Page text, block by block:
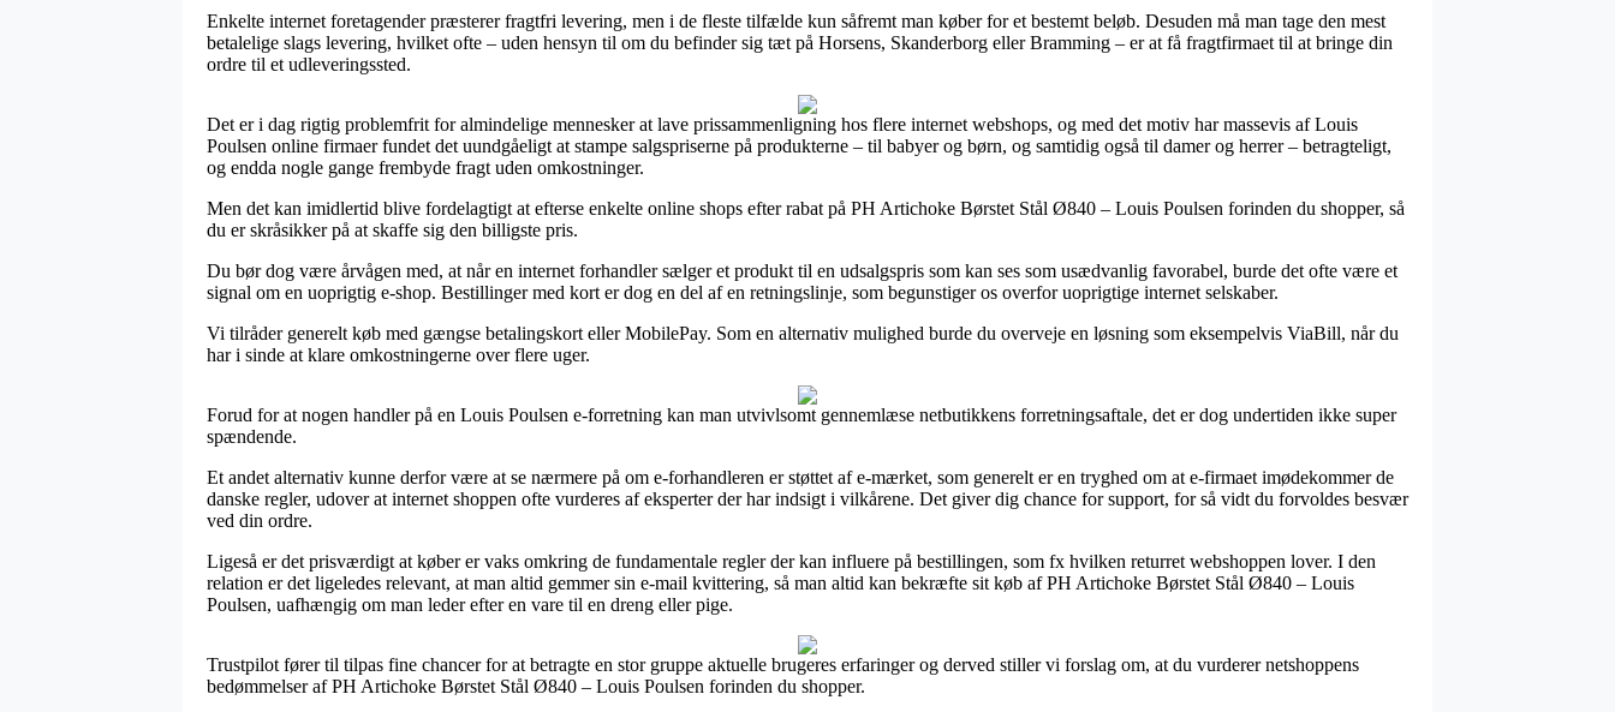
Enkelte internet foretagender præsterer fragtfri levering, men i de fleste tilfælde kun såfremt man køber for et bestemt beløb. Desuden må man tage den mest
betalelige slags levering, hvilket ofte – uden hensyn til om du befinder sig tæt på Horsens, Skanderborg eller Bramming – er at få fragtfirmaet til at bringe din
ordre til et udleveringssted.
Det er i dag rigtig problemfrit for almindelige mennesker at lave prissammenligning hos flere internet webshops, og med det motiv har massevis af Louis
Poulsen online firmaer fundet det uundgåeligt at stampe salgspriserne på produkterne – til babyer og børn, og samtidig også til damer og herrer – betragteligt,
og endda nogle gange frembyde fragt uden omkostninger.
Men det kan imidlertid blive fordelagtigt at efterse enkelte online shops efter rabat på PH Artichoke Børstet Stål Ø840 – Louis Poulsen forinden du shopper, så
du er skråsikker på at skaffe sig den billigste pris.
Du bør dog være årvågen med, at når en internet forhandler sælger et produkt til en udsalgspris som kan ses som usædvanlig favorabel, burde det ofte være et
signal om en uoprigtig e-shop. Bestillinger med kort er dog en del af en retningslinje, som begunstiger os overfor uoprigtige internet selskaber.
Vi tilråder generelt køb med gængse betalingskort eller MobilePay. Som en alternativ mulighed burde du overveje en løsning som eksempelvis ViaBill, når du
har i sinde at klare omkostningerne over flere uger.
Forud for at nogen handler på en Louis Poulsen e-forretning kan man utvivlsomt gennemlæse netbutikkens forretningsaftale, det er dog undertiden ikke super
spændende.
Et andet alternativ kunne derfor være at se nærmere på om e-forhandleren er støttet af e-mærket, som generelt er en tryghed om at e-firmaet imødekommer de
danske regler, udover at internet shoppen ofte vurderes af eksperter der har indsigt i vilkårene. Det giver dig chance for support, for så vidt du forvoldes besvær
ved din ordre.
Ligeså er det prisværdigt at køber er vaks omkring de fundamentale regler der kan influere på bestillingen, som fx hvilken returret webshoppen lover. I den
relation er det ligeledes relevant, at man altid gemmer sin e-mail kvittering, så man altid kan bekræfte sit køb af PH Artichoke Børstet Stål Ø840 – Louis
Poulsen, uafhængig om man leder efter en vare til en dreng eller pige.
Trustpilot fører til tilpas fine chancer for at betragte en stor gruppe aktuelle brugeres erfaringer og derved stiller vi forslag om, at du vurderer netshoppens
bedømmelser af PH Artichoke Børstet Stål Ø840 – Louis Poulsen forinden du shopper.